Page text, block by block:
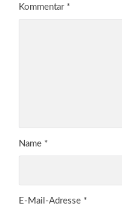
Kommentar *
Name *
E-Mail-Adresse *